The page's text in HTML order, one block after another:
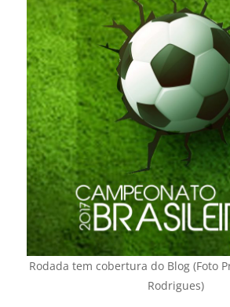
Rodada tem cobertura do Blog (Foto
Rodrigues)